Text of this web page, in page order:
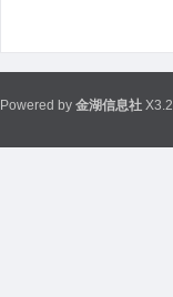
Powered by 金湖信息社 X3.2